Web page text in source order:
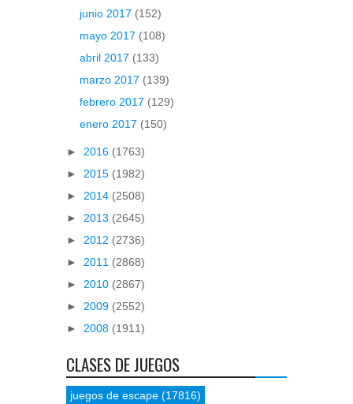
junio 2017 (152)
mayo 2017 (108)
abril 2017 (133)
marzo 2017 (139)
febrero 2017 (129)
enero 2017 (150)
► 2016 (1763)
► 2015 (1982)
► 2014 (2508)
► 2013 (2645)
► 2012 (2736)
► 2011 (2868)
► 2010 (2867)
► 2009 (2552)
► 2008 (1911)
CLASES DE JUEGOS
juegos de escape (17816)